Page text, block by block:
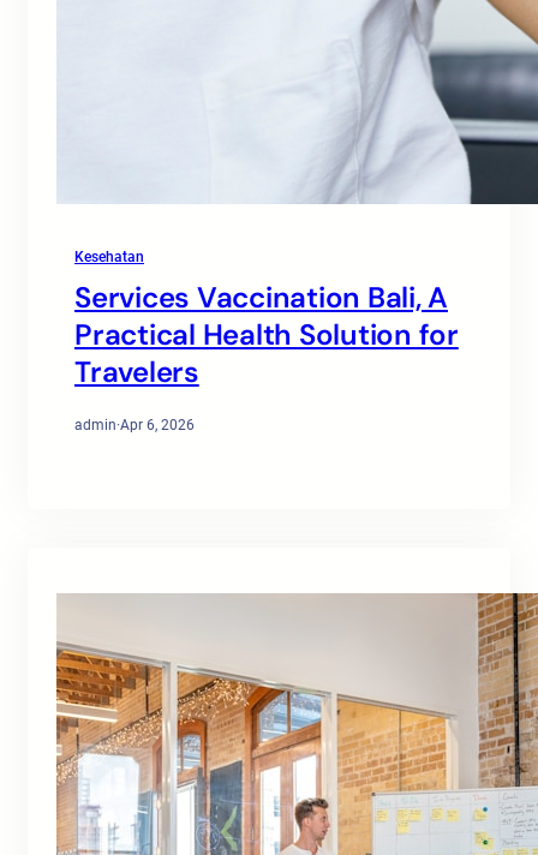
Kesehatan
Services Vaccination Bali, A
Practical Health Solution for
Travelers
admin·Apr 6, 2026